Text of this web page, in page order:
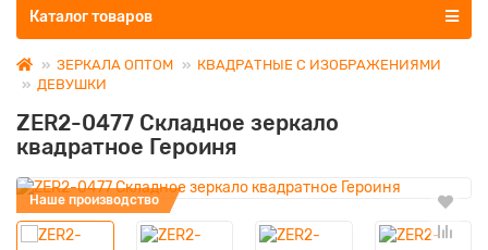
Все категории
Каталог товаров
ЗЕРКАЛА ОПТОМ
КВАДРАТНЫЕ С ИЗОБРАЖЕНИЯМИ
ДЕВУШКИ
ZER2-0477 Складное зеркало
квадратное Героиня
Наше производство